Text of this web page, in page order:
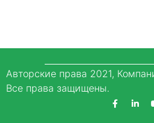
Авторские права 2021,
Все права защищены.